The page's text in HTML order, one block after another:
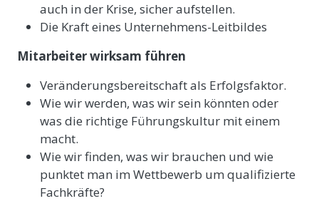
auch in der Krise, sicher aufstellen.
Die Kraft eines Unternehmens-Leitbildes
Mitarbeiter wirksam führen
Veränderungsbereitschaft als Erfolgsfaktor.
Wie wir werden, was wir sein könnten oder
was die richtige Führungskultur mit einem
macht.
Wie wir finden, was wir brauchen und wie
punktet man im Wettbewerb um qualifizierte
Fachkräfte?